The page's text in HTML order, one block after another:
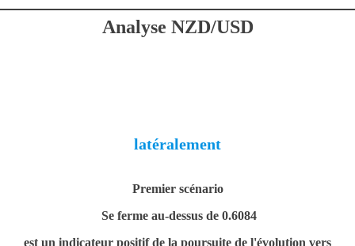
Analyse NZD/USD
latéralement
Premier scénario
Se ferme au-dessus de 0.6084
est un indicateur positif de la poursuite de l'évolution vers